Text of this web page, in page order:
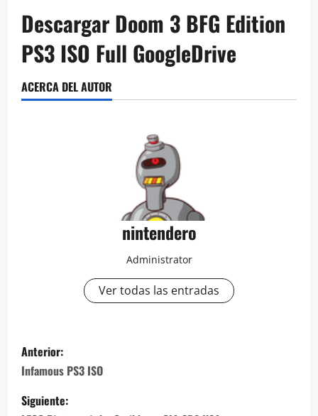
Descargar Doom 3 BFG Edition
PS3 ISO Full GoogleDrive
ACERCA DEL AUTOR
nintendero
Administrator
Ver todas las entradas
N
a
v
Anterior:
Infamous PS3 ISO
Siguiente: